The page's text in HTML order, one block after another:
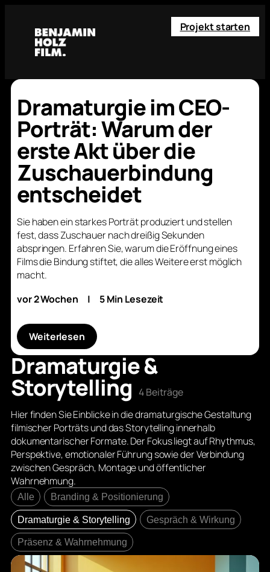
Projekt starten
Dramaturgie im CEO-
Porträt: Warum der
erste Akt über die
Zuschauerbindung
entscheidet
Sie haben ein starkes Porträt produziert und stellen
fest, dass Zuschauer nach dreißig Sekunden
abspringen. Erfahren Sie, warum die Eröffnung eines
Films die Bindung stiftet, die alles Weitere erst möglich
macht.
vor 2 Wochen
| 5 Min Lesezeit
Weiterlesen
Dramaturgie &
Storytelling 4 Beiträge
Hier finden Sie Einblicke in die dramaturgische Gestaltung
filmischer Porträts und das Storytelling innerhalb
dokumentarischer Formate. Der Fokus liegt auf Rhythmus,
Perspektive, emotionaler Führung sowie der Verbindung
zwischen Gespräch, Montage und öffentlicher
Wahrnehmung.
Alle Branding & Positionierung
Dramaturgie & Storytelling Gespräch & Wirkung
Präsenz & Wahrnehmung